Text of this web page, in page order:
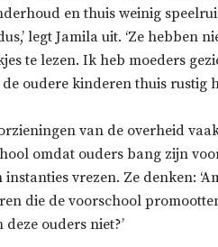
en thuis weinig
legt Jamila uit. ‘Ze hebben
te lezen. Ik heb moeders
oudere kinderen thuis rustig
van de overheid
omdat ouders bang zijn
vrezen. Ze denken:
die de voorschool
ouders niet?’